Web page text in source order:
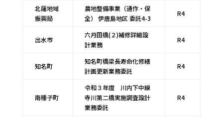
北薩地域
振興局
農地整備事業（通作・保
全） 伊唐島地区 委託4-3
R4
出水市
六月田橋(２)補修詳細設
計業務
R4
知名町
知名町橋梁長寿命化修繕
計画更新業務委託
R4
南種子町
令和３年度 川内下中線
寺川第二橋実施調査設計
業務委託
R4